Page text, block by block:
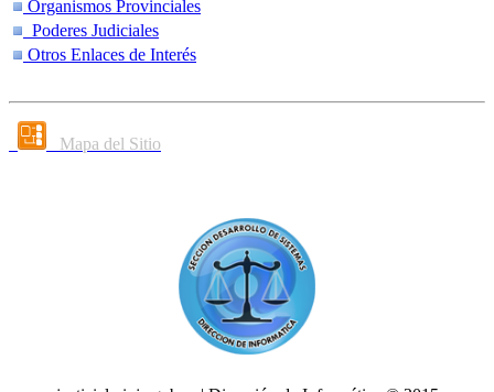
Organismos Provinciales
Poderes Judiciales
Otros Enlaces de Interés
Mapa del Sitio